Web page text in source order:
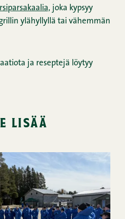
joka kypsyy
ylähyllyllä tai vähemmän
ja reseptejä löytyy
lisää